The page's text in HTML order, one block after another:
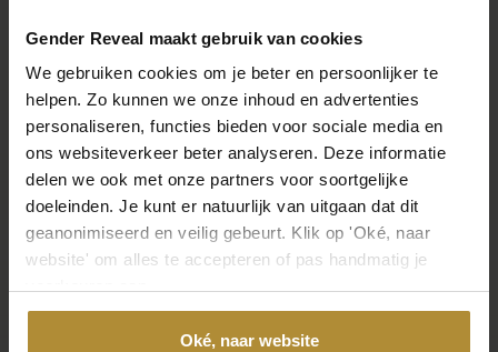
Gender Reveal maakt gebruik van cookies
We gebruiken cookies om je beter en persoonlijker te
helpen. Zo kunnen we onze inhoud en advertenties
personaliseren, functies bieden voor sociale media en
ons websiteverkeer beter analyseren. Deze informatie
delen we ook met onze partners voor soortgelijke
doeleinden. Je kunt er natuurlijk van uitgaan dat dit
geanonimiseerd en veilig gebeurt. Klik op 'Oké, naar
website' om alles te accepteren of pas handmatig je
Oké, naar website
Gender Reveal Pop Inside
Ballon
49,95
Ballon Pakket Boy or Girl?
Ook eindeloos veel andere mogelijkheden
Een gender ballon is een vrij laagdrempelige manier om het